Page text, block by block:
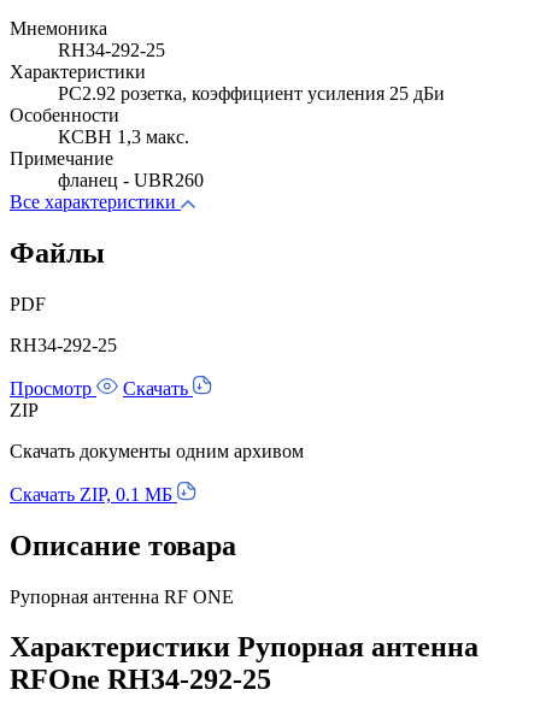
Мнемоника
RH34-292-25
Характеристики
PC2.92 розетка, коэффициент усиления 25 дБи
Особенности
КСВН 1,3 макс.
Примечание
фланец - UBR260
Все характеристики
Файлы
PDF
RH34-292-25
Просмотр
Скачать
ZIP
Скачать документы одним архивом
Скачать ZIP, 0.1 МБ
Описание товара
Рупорная антенна RF ONE
Характеристики Рупорная антенна
RFOne RH34-292-25